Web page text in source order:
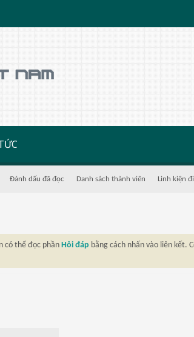
Đánh dấu đã đọc Danh sách thành viên Linh kiện
có thể đọc phần Hỏi đáp bằng cách nhấn vào liên kết.